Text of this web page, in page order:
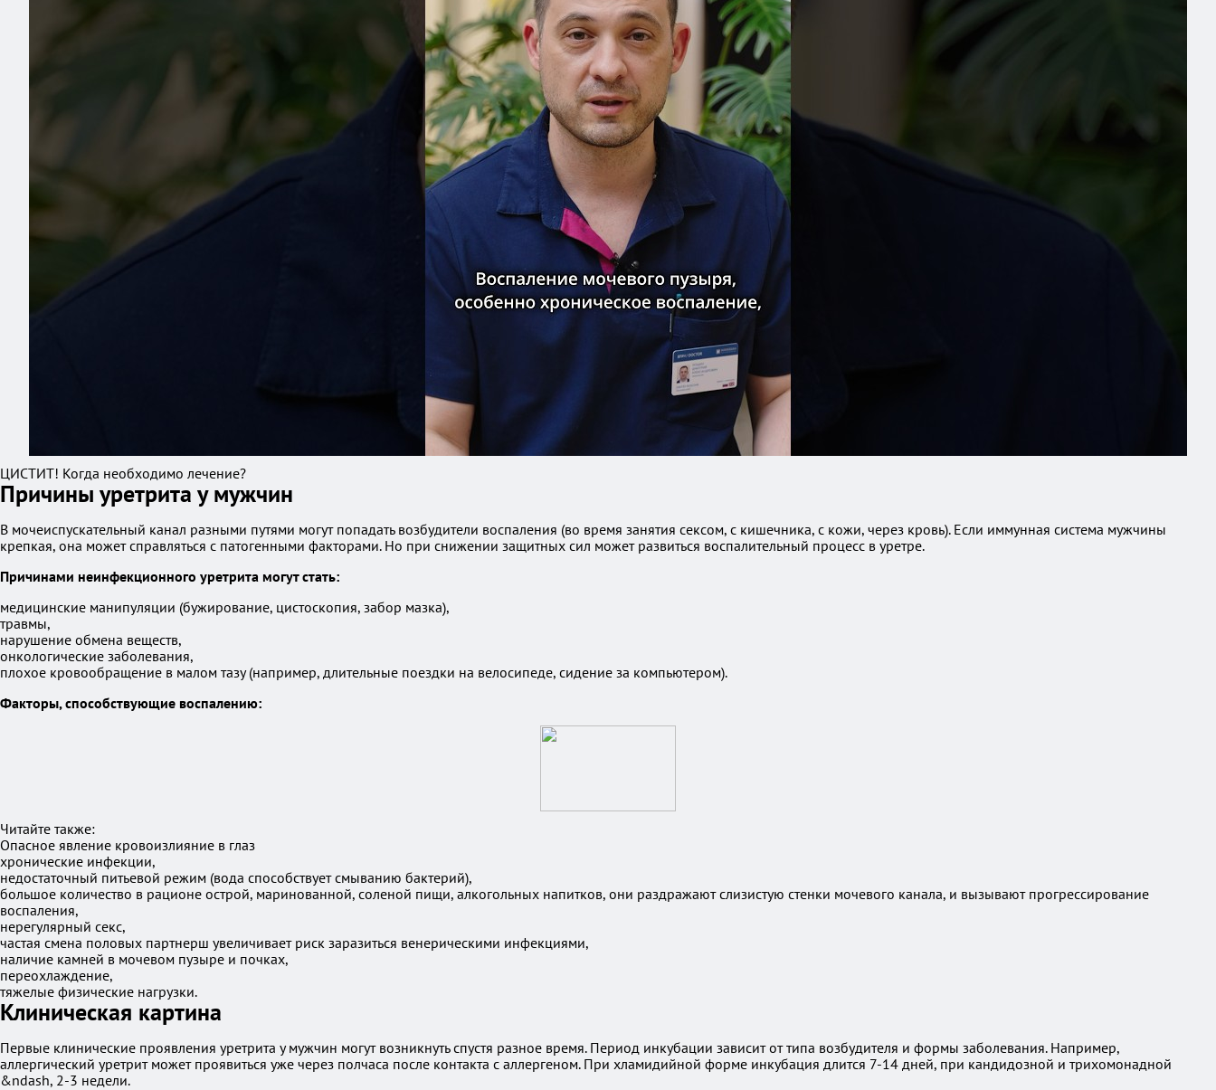
ЦИСТИТ! Когда необходимо лечение?
Причины уретрита у мужчин
В мочеиспускательный канал разными путями могут попадать возбудители воспаления (во время занятия сексом, с кишечника, с кожи, через кровь). Если иммунная система мужчины
крепкая, она может справляться с патогенными факторами. Но при снижении защитных сил может развиться воспалительный процесс в уретре.
Причинами неинфекционного уретрита могут стать:
медицинские манипуляции (бужирование, цистоскопия, забор мазка),
травмы,
нарушение обмена веществ,
онкологические заболевания,
плохое кровообращение в малом тазу (например, длительные поездки на велосипеде, сидение за компьютером).
Факторы, способствующие воспалению:
Читайте также:
Опасное явление кровоизлияние в глаз
хронические инфекции,
недостаточный питьевой режим (вода способствует смыванию бактерий),
большое количество в рационе острой, маринованной, соленой пищи, алкогольных напитков, они раздражают слизистую стенки мочевого канала, и вызывают прогрессирование
воспаления,
нерегулярный секс,
частая смена половых партнерш увеличивает риск заразиться венерическими инфекциями,
наличие камней в мочевом пузыре и почках,
переохлаждение,
тяжелые физические нагрузки.
Клиническая картина
Первые клинические проявления уретрита у мужчин могут возникнуть спустя разное время. Период инкубации зависит от типа возбудителя и формы заболевания. Например,
аллергический уретрит может проявиться уже через полчаса после контакта с аллергеном. При хламидийной форме инкубация длится 7-14 дней, при кандидозной и трихомонадной
&ndash, 2-3 недели.